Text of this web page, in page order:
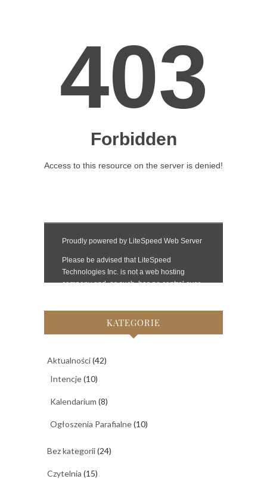
KATEGORIE
Aktualności(42)
Intencje(10)
Kalendarium (8)
Ogłoszenia Parafialne(10)
Bez kategorii(24)
Czytelnia (15)